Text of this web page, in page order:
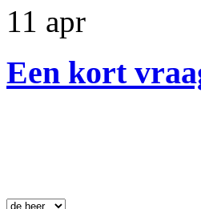
11 apr
Een kort